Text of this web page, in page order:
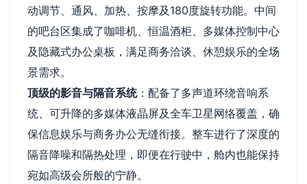
动调节、通风、加热、按摩及180度旋转功能。中间
的吧台区集成了咖啡机、恒温酒柜、多媒体控制中心
及隐藏式办公桌板，满足商务洽谈、休憩娱乐的全场
景需求。
顶级的影音与隔音系统：配备了多声道环绕音响系
统、可升降的多媒体液晶屏及全车卫星网络覆盖，确
保信息娱乐与商务办公无缝衔接。整车进行了深度的
隔音降噪和隔热处理，即便在行驶中，舱内也能保持
宛如高级会所般的宁静。